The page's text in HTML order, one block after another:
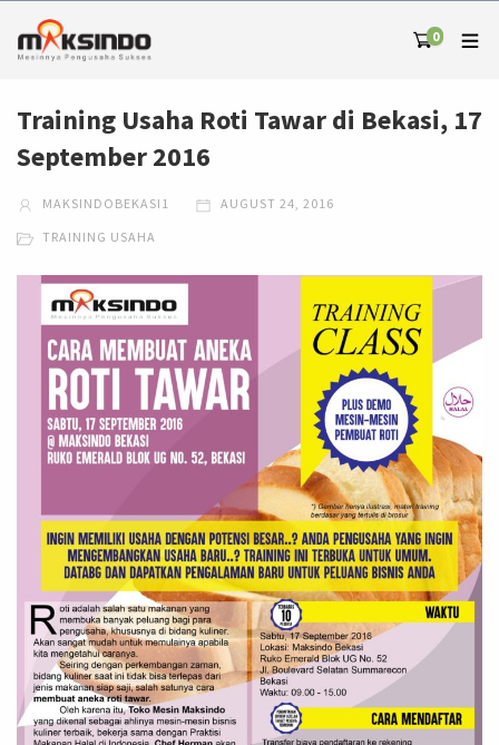
0
Training Usaha Roti Tawar di Bekasi, 17
September 2016
MAKSINDOBEKASI1 AUGUST 24, 2016
TRAINING USAHA